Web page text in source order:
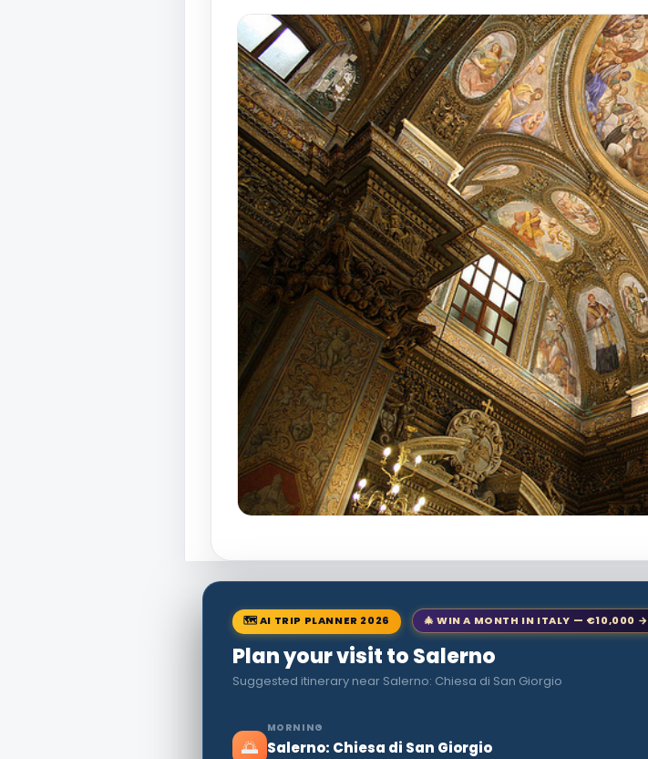
🗺 AI TRIP PLANNER 2026 🎄 WIN A MONTH IN ITALY — €10,000 →
Plan your visit to Salerno
Suggested itinerary near Salerno: Chiesa di San Giorgio
🌅
MORNING
Salerno: Chiesa di San Giorgio